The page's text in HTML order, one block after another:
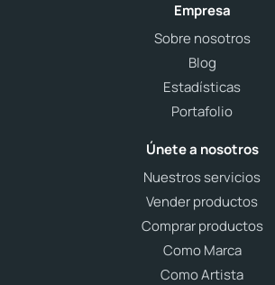
Empresa
Sobre nosotros
Blog
Estadísticas
Portafolio
Únete a nosotros
Nuestros servicios
Vender productos
Comprar productos
Como Marca
Como Artista